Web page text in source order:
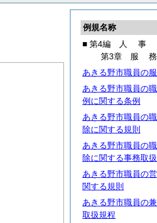
例規名称
■ 第4編
人 事
第3章 服務
あきる野市職員の
あきる野市職員の
例に関する条例
あきる野市職員の
除に関する規則
あきる野市職員の
除に関する事務取
あきる野市職員の
関する規則
あきる野市職員の
取扱規程